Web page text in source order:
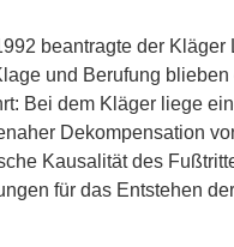
beantragte der
und Berufung
Bei dem Kläger liege
Dekompensation
Kausalität des
für das Entstehen